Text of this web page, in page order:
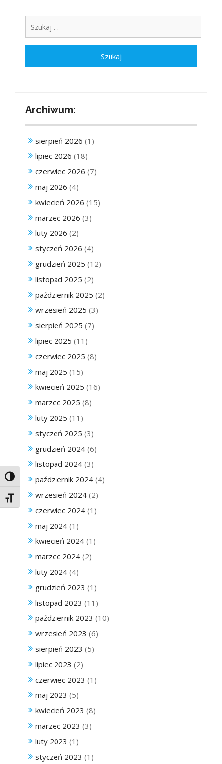
Toggle High Contrast
Toggle Font size
Archiwum:
sierpień 2026 (1)
lipiec 2026 (18)
czerwiec 2026 (7)
maj 2026 (4)
kwiecień 2026 (15)
marzec 2026 (3)
luty 2026 (2)
styczeń 2026 (4)
grudzień 2025 (12)
listopad 2025 (2)
październik 2025 (2)
wrzesień 2025 (3)
sierpień 2025 (7)
lipiec 2025 (11)
czerwiec 2025 (8)
maj 2025 (15)
kwiecień 2025 (16)
marzec 2025 (8)
luty 2025 (11)
styczeń 2025 (3)
grudzień 2024 (6)
listopad 2024 (3)
październik 2024 (4)
wrzesień 2024 (2)
czerwiec 2024 (1)
maj 2024 (1)
kwiecień 2024 (1)
marzec 2024 (2)
luty 2024 (4)
grudzień 2023 (1)
listopad 2023 (11)
październik 2023 (10)
wrzesień 2023 (6)
sierpień 2023 (5)
lipiec 2023 (2)
czerwiec 2023 (1)
maj 2023 (5)
kwiecień 2023 (8)
marzec 2023 (3)
luty 2023 (1)
styczeń 2023 (1)